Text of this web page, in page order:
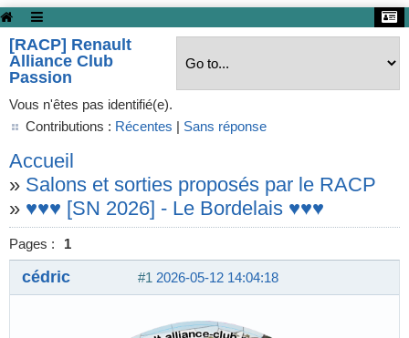
[RACP] Renault
Alliance Club
Passion
Vous n'êtes pas identifié(e).
Contributions : Récentes | Sans réponse
Accueil
» Salons et sorties proposés par le RACP
» ♥♥♥ [SN 2026] - Le Bordelais ♥♥♥
Pages : 1
#1 2026-05-12 14:04:18
cédric